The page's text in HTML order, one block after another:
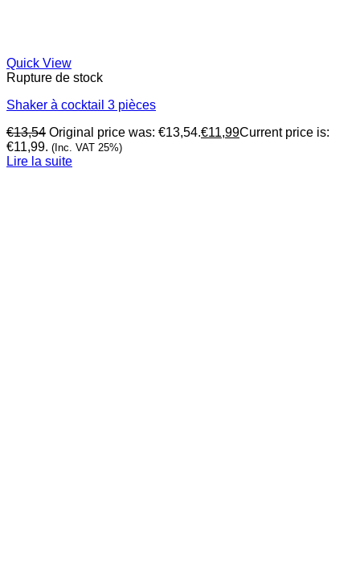
Quick View
Rupture de stock
Shaker à cocktail 3 pièces
€13,54 Original price was: €13,54.€11,99Current price is:
€11,99. (Inc. VAT 25%)
Lire la suite